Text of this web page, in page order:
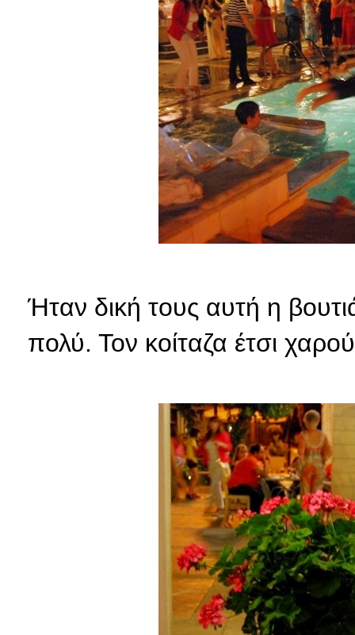
Ήταν δική τους αυτή η
πολύ. Τον κοίταζα έτσι